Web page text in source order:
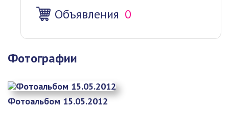
Объявления 0
Фотографии
Фотоальбом 15.05.2012